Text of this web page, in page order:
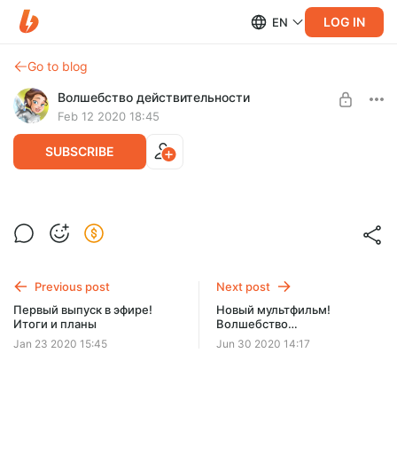
EN LOG IN
Go to blog
Волшебство действительности
Feb 12 2020 18:45
SUBSCRIBE
Рисунки и музыка из 12-го выпуска
Несколько удачных кадров из раскадровки, фон в хорошем
SUBSCRIBE
Previous post
Первый выпуск в эфире!
Итоги и планы
Jan 23 2020 15:45
Next post
Новый мультфильм!
Волшебство
действительности — 13.1
«Нет ничего проще»
Jun 30 2020 14:17